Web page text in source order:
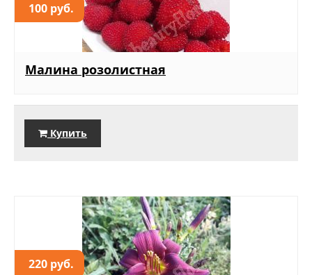
100 руб.
Малина розолистная
Купить
220 руб.